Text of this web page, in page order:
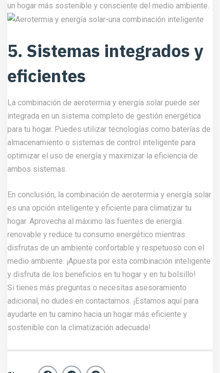
un hogar más sostenible y consciente del medio ambiente.
5. Sistemas integrados y
eficientes
La combinación de aerotermia y energía solar puede ser
integrada en un sistema completo de gestión energética
para tu hogar. Puedes utilizar tecnologías como baterías de
almacenamiento o sistemas de control inteligente para
optimizar el uso de energía y maximizar la eficiencia de
ambos sistemas.
En conclusión, la combinación de aerotermia y energía solar
es una opción inteligente y eficiente para climatizar tu
hogar. Aprovecha al máximo las fuentes de energía
renovable y reduce tu consumo energético mientras
disfrutas de un ambiente confortable y respetuoso con el
medio ambiente. ¡Apuesta por esta combinación inteligente
y disfruta de los beneficios en tu hogar y en tu bolsillo!
Si tienes más preguntas o necesitas asesoramiento
adicional, no dudes en contactarnos . ¡Estamos aquí para
ayudarte en tu camino hacia un hogar más eficiente y
sostenible con la climatización adecuada!